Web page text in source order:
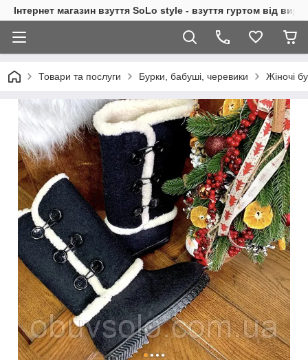
Інтернет магазин взуття SoLo style - взуття гуртом від
Товари та послуги Бурки, бабуші, черевики Жіночі